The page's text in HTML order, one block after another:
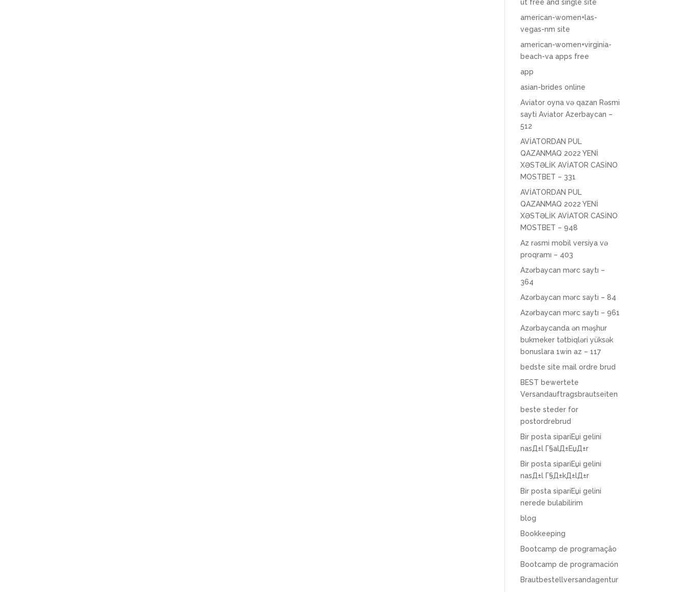
ut free and single site
american-women+las-
vegas-nm site
american-women+virginia-
beach-va apps free
app
asian-brides online
Aviator oyna və qazan Rəsmi
sayti Aviator Azerbaycan –
512
AVİATORDAN PUL
QAZANMAQ 2022 YENİ
XƏSTƏLİK AVİATOR CASİNO
MOSTBET – 331
AVİATORDAN PUL
QAZANMAQ 2022 YENİ
XƏSTƏLİK AVİATOR CASİNO
MOSTBET – 948
Az rəsmi mobil versiya və
proqramı – 403
Azərbaycan mərc saytı –
364
Azərbaycan mərc saytı – 84
Azərbaycan mərc saytı – 961
Azərbaycanda ən məşhur
bukmeker tətbiqləri yüksək
bonuslara 1win az – 117
bedste site mail ordre brud
BEST bewertete
Versandauftragsbrautseiten
beste steder for
postordrebrud
Bir posta sipariЕџi gelini
nasД±l Г§alД±ЕџД±r
Bir posta sipariЕџi gelini
nasД±l Г§Д±kД±lД±r
Bir posta sipariЕџi gelini
nerede bulabilirim
blog
Bookkeeping
Bootcamp de programação
Bootcamp de programación
Brautbestellversandagentur